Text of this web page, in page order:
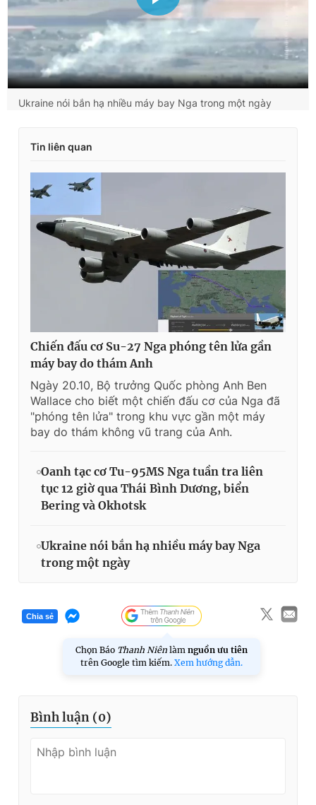
Ukraine nói bắn hạ nhiều máy bay Nga trong một ngày
Tin liên quan
Chiến đấu cơ Su-27 Nga phóng tên lửa gần
máy bay do thám Anh
Ngày 20.10, Bộ trưởng Quốc phòng Anh Ben
Wallace cho biết một chiến đấu cơ của Nga đã
"phóng tên lửa" trong khu vực gần một máy
bay do thám không vũ trang của Anh.
Oanh tạc cơ Tu-95MS Nga tuần tra liên
tục 12 giờ qua Thái Bình Dương, biển
Bering và Okhotsk
Ukraine nói bắn hạ nhiều máy bay Nga
trong một ngày
Chia sẻ
Chọn Báo Thanh Niên làm nguồn ưu tiên
trên Google tìm kiếm. Xem hướng dẫn.
Bình luận (0)